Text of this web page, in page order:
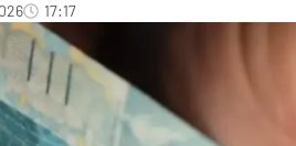
17:17